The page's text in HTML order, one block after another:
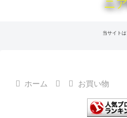
ニ
当サイト
ホーム お買い物